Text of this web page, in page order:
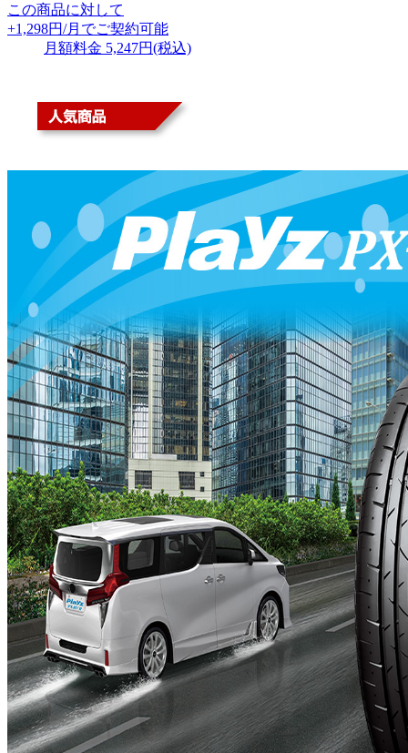
この商品に対して
+1,298円/月 でご契約可能
月額料金 5,247円(税込)